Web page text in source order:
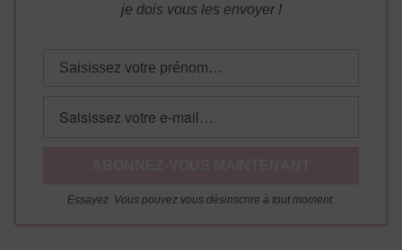
je dois vous les envoyer !
Essayez. Vous pouvez vous désinscrire à tout moment.